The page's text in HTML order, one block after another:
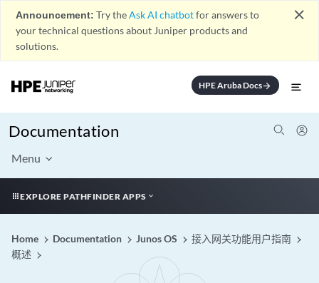
Announcement: Try theAsk AI chatbotfor answers to
your technical questions about Juniper products and
solutions.
close
HPE Aruba Docsarrow_forward
Documentation
Menu
EXPLORE PATHFINDER APPS
Home Documentation Junos OS
接入网关功能用户指南
概述